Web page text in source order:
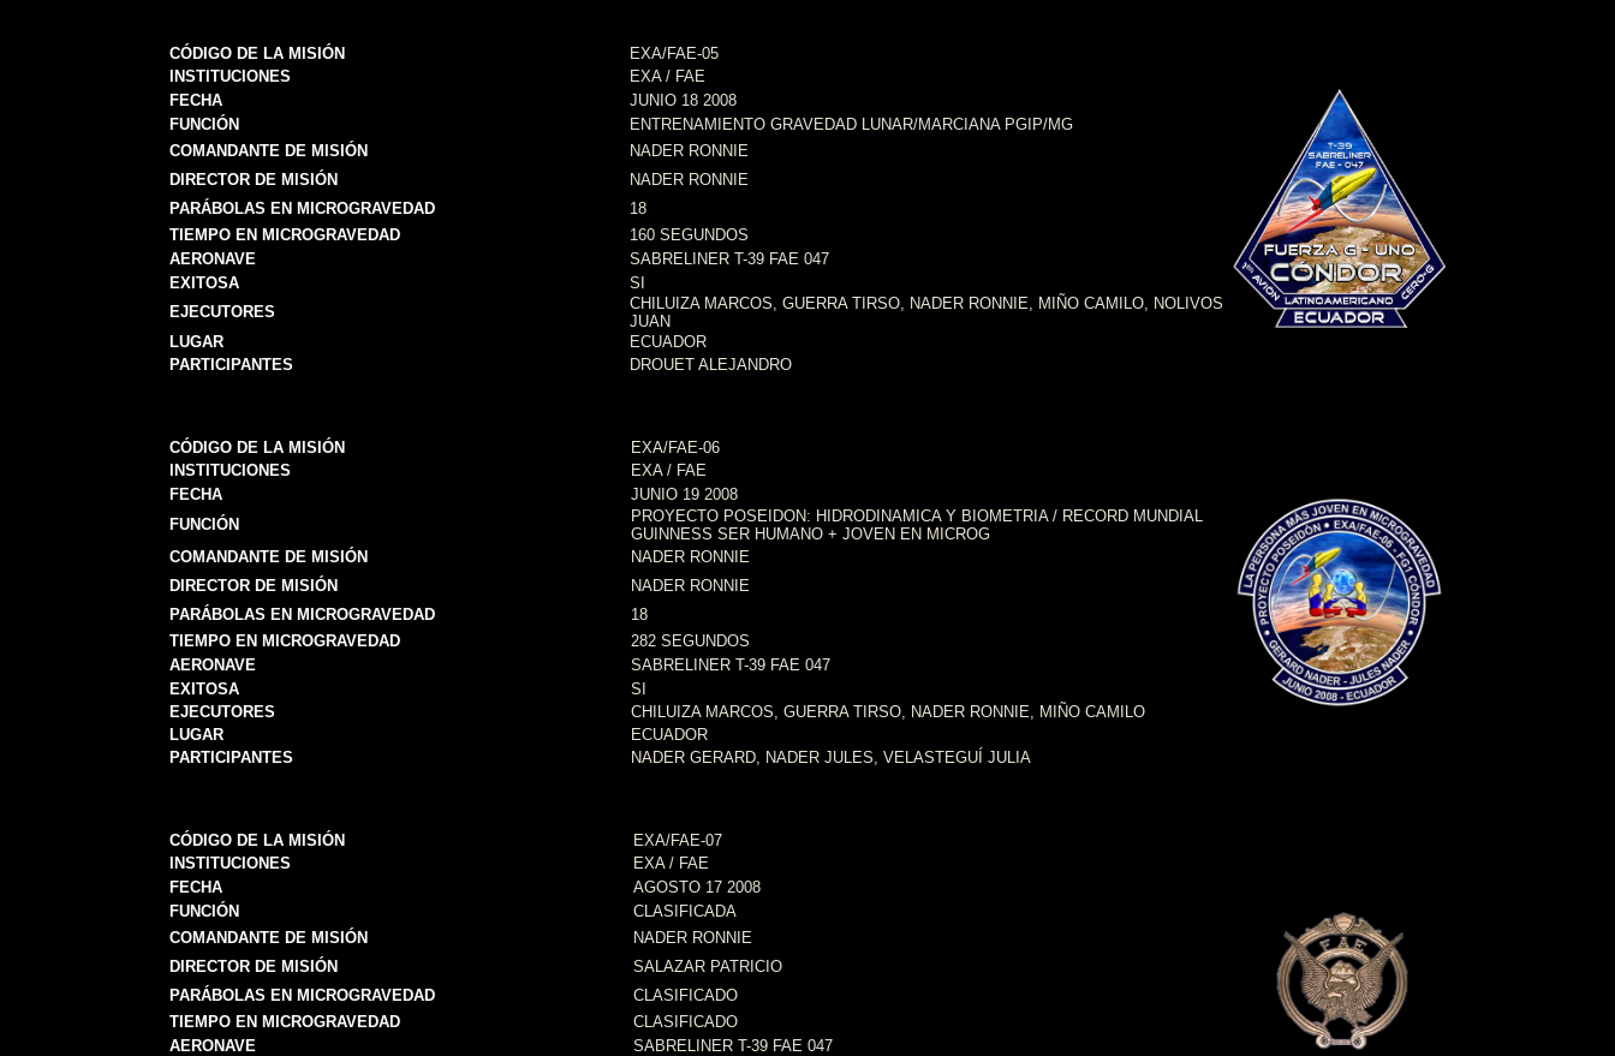
CÓDIGO DE LA MISIÓN
EXA/FAE-05
INSTITUCIONES
EXA / FAE
FECHA
JUNIO 18 2008
FUNCIÓN
ENTRENAMIENTO GRAVEDAD LUNAR/MARCIANA PGIP/MG
COMANDANTE DE MISIÓN
NADER RONNIE
DIRECTOR DE MISIÓN
NADER RONNIE
PARÁBOLAS EN MICROGRAVEDAD
18
TIEMPO EN MICROGRAVEDAD
160 SEGUNDOS
AERONAVE
SABRELINER T-39 FAE 047
EXITOSA
SI
EJECUTORES
CHILUIZA MARCOS, GUERRA TIRSO, NADER RONNIE, MIÑO CAMILO, NOLIVOS
JUAN
LUGAR
ECUADOR
PARTICIPANTES
DROUET ALEJANDRO
CÓDIGO DE LA MISIÓN
EXA/FAE-06
INSTITUCIONES
EXA / FAE
FECHA
JUNIO 19 2008
FUNCIÓN
PROYECTO POSEIDON: HIDRODINAMICA Y BIOMETRIA / RECORD MUNDIAL
GUINNESS SER HUMANO + JOVEN EN MICROG
COMANDANTE DE MISIÓN
NADER RONNIE
DIRECTOR DE MISIÓN
NADER RONNIE
PARÁBOLAS EN MICROGRAVEDAD
18
TIEMPO EN MICROGRAVEDAD
282 SEGUNDOS
AERONAVE
SABRELINER T-39 FAE 047
EXITOSA
SI
EJECUTORES
CHILUIZA MARCOS, GUERRA TIRSO, NADER RONNIE, MIÑO CAMILO
LUGAR
ECUADOR
PARTICIPANTES
NADER GERARD, NADER JULES, VELASTEGUÍ JULIA
CÓDIGO DE LA MISIÓN
EXA/FAE-07
INSTITUCIONES
EXA / FAE
FECHA
AGOSTO 17 2008
FUNCIÓN
CLASIFICADA
COMANDANTE DE MISIÓN
NADER RONNIE
DIRECTOR DE MISIÓN
SALAZAR PATRICIO
PARÁBOLAS EN MICROGRAVEDAD
CLASIFICADO
TIEMPO EN MICROGRAVEDAD
CLASIFICADO
AERONAVE
SABRELINER T-39 FAE 047